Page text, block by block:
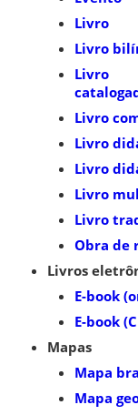
Livro
Livro
Livro
Livro
Livro
Livro
Livro
Livro
Obra de
Livros
E-book
E-book
Mapas
Mapa
Mapa